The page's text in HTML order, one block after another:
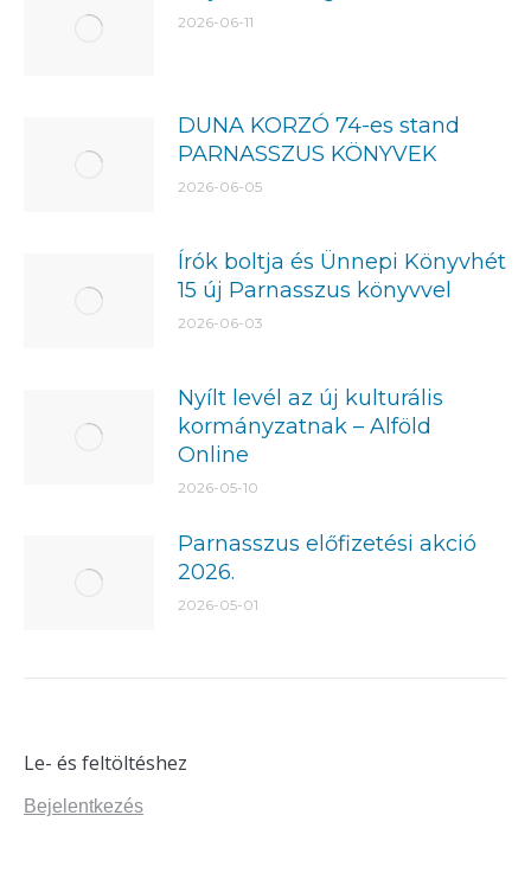
2026-06-11
DUNA KORZÓ 74-es stand
PARNASSZUS KÖNYVEK
2026-06-05
Írók boltja és Ünnepi Könyvhét
15 új Parnasszus könyvvel
2026-06-03
Nyílt levél az új kulturális
kormányzatnak – Alföld
Online
2026-05-10
Parnasszus előfizetési akció
2026.
2026-05-01
Le- és feltöltéshez
Bejelentkezés